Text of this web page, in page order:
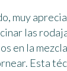
muy
las
en la
Esta